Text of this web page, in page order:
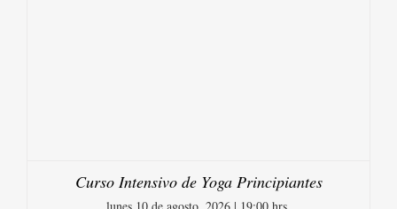
Curso Intensivo de Yoga Principiantes